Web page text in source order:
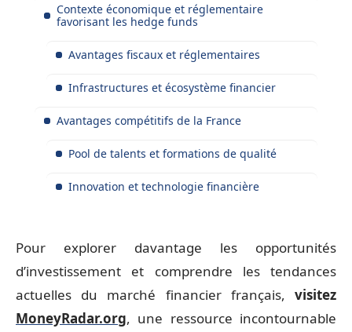
Contexte économique et réglementaire
favorisant les hedge funds
Avantages fiscaux et réglementaires
Infrastructures et écosystème financier
Avantages compétitifs de la France
Pool de talents et formations de qualité
Innovation et technologie financière
Pour explorer davantage les opportunités
d’investissement et comprendre les tendances
actuelles du marché financier français, visitez
MoneyRadar.org, une ressource incontournable